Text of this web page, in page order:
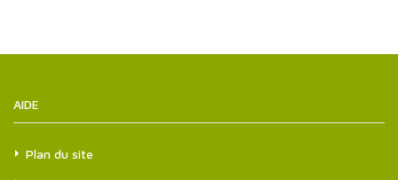
AIDE
Plan du site